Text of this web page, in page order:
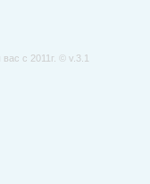
вас с 2011г. © v.3.1